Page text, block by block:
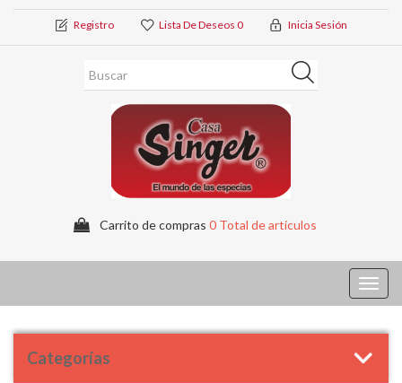
Registro Lista De Deseos 0 Inicia Sesión
Carrito de compras 0 Total de artículos
Categorías